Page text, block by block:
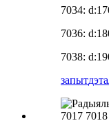
7034:
7036:
7038:
запыт